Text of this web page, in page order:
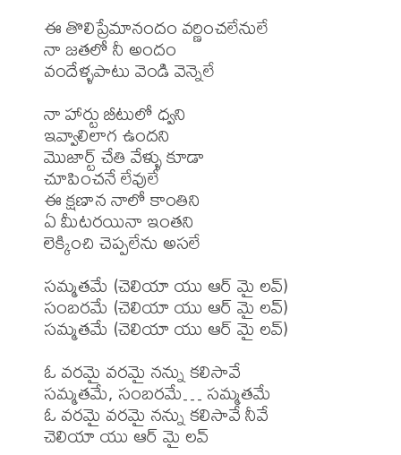
ఈ తొలిప్రేమానందం వర్ణించలేనులే
నా జతలో నీ అందం
వందేళ్ళపాటు వెండి వెన్నెలే
నా హార్టు బీటులో ధ్వని
ఇవ్వాలిలాగ ఉందని
మొజార్ట్ చేతి వేళ్ళు కూడా
చూపించనే లేవులే
ఈ క్షణాన నాలో కాంతిని
ఏ మీటరయినా ఇంతని
లెక్కించి చెప్పలేను అసలే
సమ్మతమే (చెలియా యు ఆర్ మై లవ్)
సంబరమే (చెలియా యు ఆర్ మై లవ్)
సమ్మతమే (చెలియా యు ఆర్ మై లవ్)
ఓ వరమై వరమై నన్ను కలిసావే
సమ్మతమే, సంబరమే… సమ్మతమే
ఓ వరమై వరమై నన్ను కలిసావే నీవే
చెలియా యు ఆర్ మై లవ్